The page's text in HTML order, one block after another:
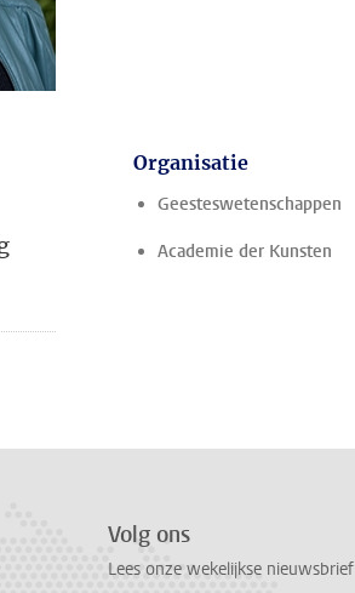
Organisatie
Geesteswetenschappen
Academie der Kunsten
Volg ons
Lees onze wekelijkse nieuwsbrief